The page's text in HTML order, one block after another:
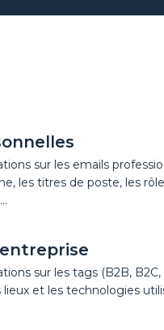
sur les emails
les titres de poste, les
sur les tags (B2B, B2C,
et les technologies